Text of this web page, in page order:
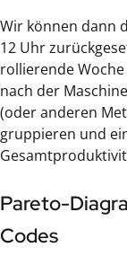
Wir können dann
12 Uhr
rollierende
nach der
(oder anderen
gruppieren und
Pareto-
Codes